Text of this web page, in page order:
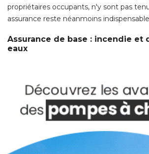
propriétaires occupants, n'y sont pas
assurance reste néanmoins
Assurance de base : incendie et
eaux